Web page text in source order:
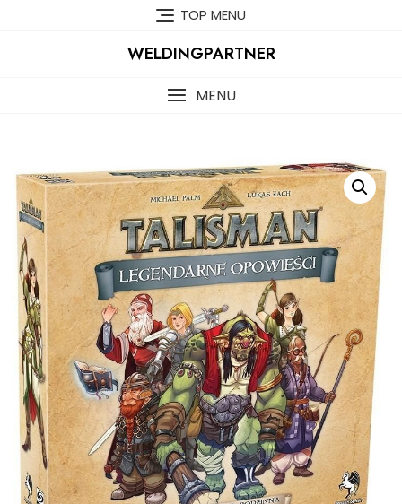
TOP MENU
WELDINGPARTNER
MENU